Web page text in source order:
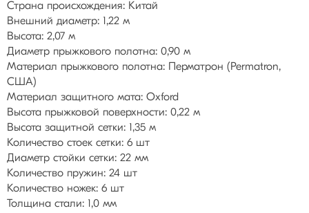
Страна происхождения: Китай
Внешний диаметр: 1,22 м
Высота: 2,07 м
Диаметр прыжкового полотна: 0,90 м
Материал прыжкового полотна: Перматрон (Permatron,
США)
Материал защитного мата: Oxford
Высота прыжковой поверхности: 0,22 м
Высота защитной сетки: 1,35 м
Количество стоек сетки: 6 шт
Диаметр стойки сетки: 22 мм
Количество пружин: 24 шт
Количество ножек: 6 шт
Толщина стали: 1,0 мм